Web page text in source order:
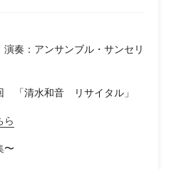
奏：アンサンブル・サンセリ
「清水和音 リサイタル」
ら
〜